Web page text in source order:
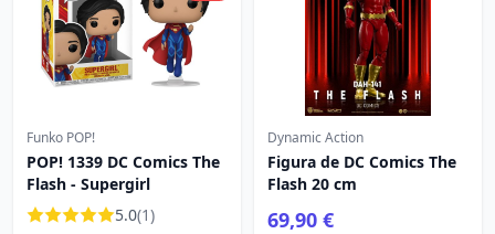
Funko POP!
POP! 1339 DC Comics The
Flash - Supergirl
5.0(1)
Dynamic Action
Figura de DC Comics The
Flash 20 cm
69,90 €